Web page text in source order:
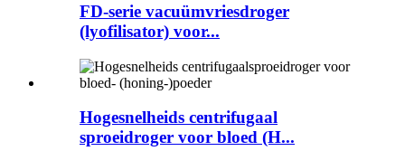
FD-serie vacuümvriesdroger
(lyofilisator) voor...
Hogesnelheids centrifugaal
sproeidroger voor bloed (H...